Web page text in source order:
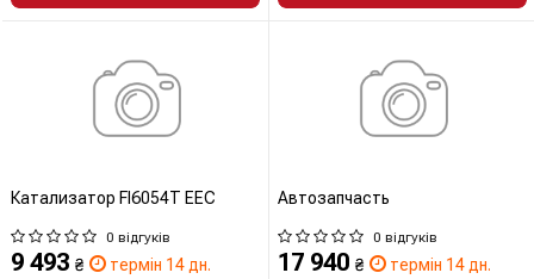
Катализатор FI6054T EEC
0 відгуків
9 493 ₴
термін 14 дн.
Автозапчасть
0 відгуків
17 940 ₴
термін 14 дн.